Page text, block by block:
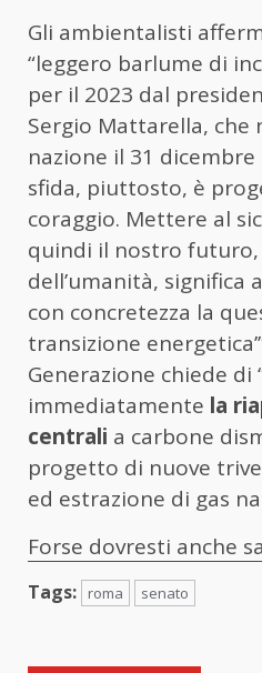
Gli ambientalisti
“leggero barlume di
per il 2023 dal
Sergio Mattarella, che
nazione il 31 dicembre
sfida, piuttosto, è
coraggio. Mettere al
quindi il nostro
dell’umanità,
con concretezza la
transizione
Generazione chiede
immediatamente la
centrali a carbone
progetto di nuove
ed estrazione di gas
Forse dovresti anche
Tags: roma senato